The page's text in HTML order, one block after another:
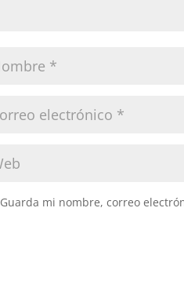
Guarda mi nombre, correo